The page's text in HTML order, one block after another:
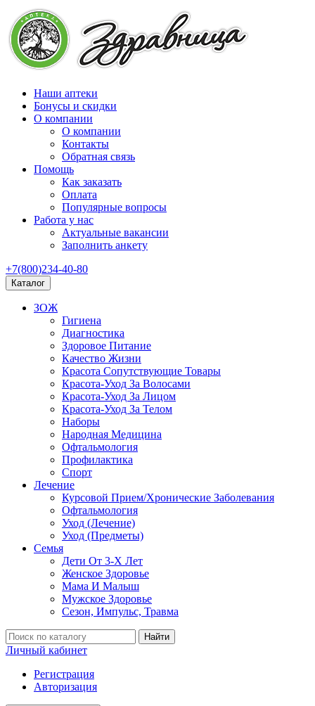
Наши аптеки
Бонусы и скидки
О компании
О компании
Контакты
Обратная связь
Помощь
Как заказать
Оплата
Популярные вопросы
Работа у нас
Актуальные вакансии
Заполнить анкету
+7(800)234-40-80
Каталог
ЗОЖ
Гигиена
Диагностика
Здоровое Питание
Качество Жизни
Красота Сопутствующие Товары
Красота-Уход За Волосами
Красота-Уход За Лицом
Красота-Уход За Телом
Наборы
Народная Медицина
Офтальмология
Профилактика
Спорт
Лечение
Курсовой Прием/Хронические Заболевания
Офтальмология
Уход (Лечение)
Уход (Предметы)
Семья
Дети От 3-Х Лет
Женское Здоровье
Мама И Малыш
Мужское Здоровье
Сезон, Импульс, Травма
Найти
Личный кабинет
Регистрация
Авторизация